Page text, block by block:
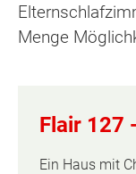
Menge
Flair 127 -
Ein Haus mit